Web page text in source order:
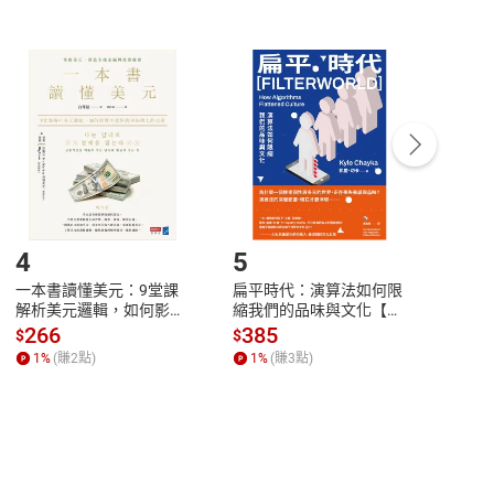
點選「瀏覽訂單明細」 「申請取消訂單/退
貨。
付款方式
Payment
完成訂單
Complete
號，下載書籍後看書
4
一本書讀懂美元：9堂課
解析美元邏輯，如何影響
全球經濟和每個人的投資
【電子書】
$266
1% (賺2點)
5
扁平時代：演算法如何限
縮我們的品味與文化【電
子書】
$385
1% (賺3點)